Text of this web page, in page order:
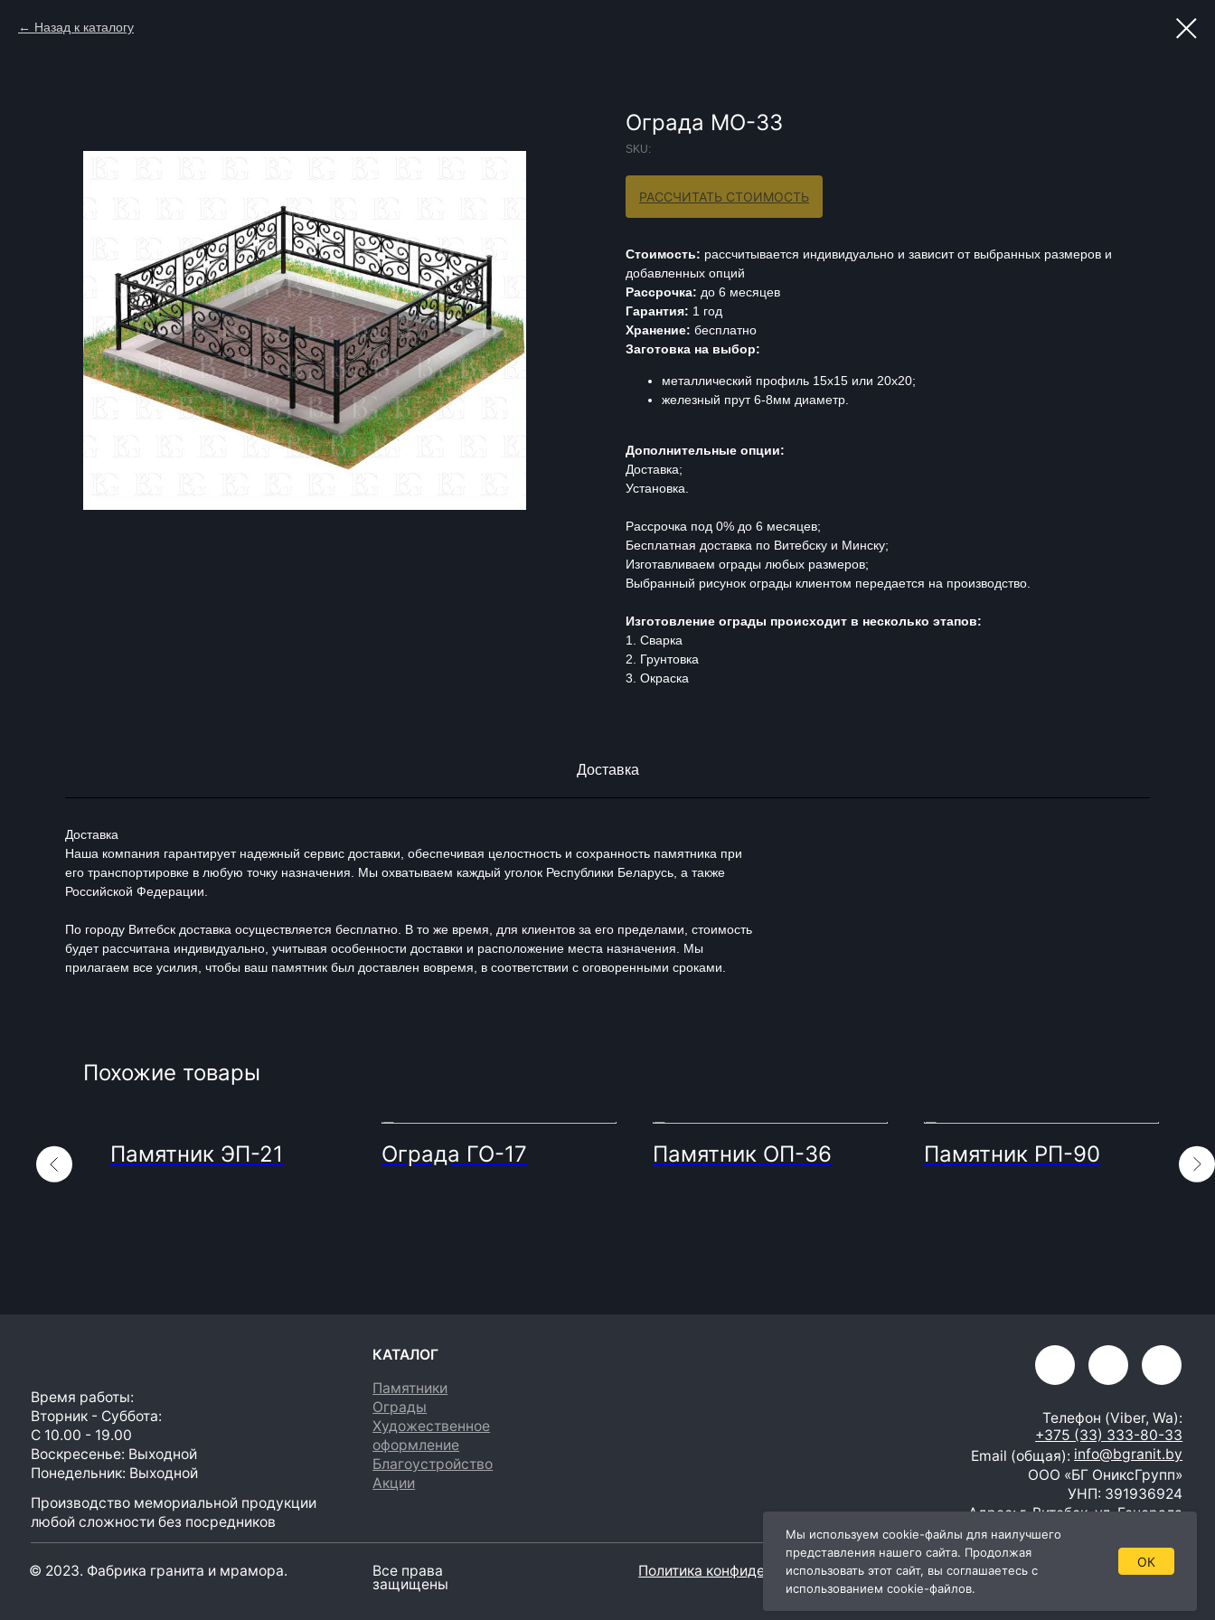
Назад к каталогу
Ограда МО-33
SKU:
РАССЧИТАТЬ СТОИМОСТЬ
Стоимость: рассчитывается индивидуально и зависит от выбранных размеров и
добавленных опций
Рассрочка: до 6 месяцев
Гарантия: 1 год
Хранение: бесплатно
Заготовка на выбор:
металлический профиль 15х15 или 20х20;
железный прут 6-8мм диаметр.
Дополнительные опции:
Доставка;
Установка.
Рассрочка под 0% до 6 месяцев;
Бесплатная доставка по Витебску и Минску;
Изготавливаем ограды любых размеров;
Выбранный рисунок ограды клиентом передается на производство.
Изготовление ограды происходит в несколько этапов:
1. Сварка
2. Грунтовка
3. Окраска
Доставка
Доставка
Наша компания гарантирует надежный сервис доставки, обеспечивая целостность и сохранность памятника при
его транспортировке в любую точку назначения. Мы охватываем каждый уголок Республики Беларусь, а также
Российской Федерации.
По городу Витебск доставка осуществляется бесплатно. В то же время, для клиентов за его пределами, стоимость
будет рассчитана индивидуально, учитывая особенности доставки и расположение места назначения. Мы
прилагаем все усилия, чтобы ваш памятник был доставлен вовремя, в соответствии с оговоренными сроками.
Похожие товары
Памятник ЭП-21 Ограда ГО-17 Памятник ОП-36 Памятник РП-90
Адрес: г. Витебск, ул. Генерала
Белобородова 4а 1 этаж 108
помещение
© 2023. Фабрика гранита и мрамора. Все права
защищены
Мы используем cookie-файлы для наилучшего
представления нашего сайта. Продолжая
использовать этот сайт, вы соглашаетесь с
использованием cookie-файлов.
ОК